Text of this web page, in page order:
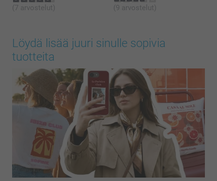
(7 arvostelut) (9 arvostelut)
Löydä lisää juuri sinulle sopivia
tuotteita